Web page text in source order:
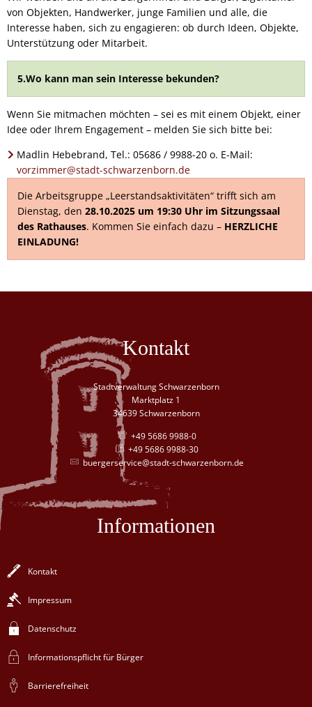
von Objekten, Handwerker, junge Familien und alle, die
Interesse haben, sich zu engagieren: ob durch Ideen, Objekte,
Unterstützung oder Mitarbeit.
5.Wo kann man sein Interesse bekunden?
Wenn Sie mitmachen möchten – sei es mit einem Objekt, einer
Idee oder Ihrem Engagement – melden Sie sich bitte bei:
Madlin Hebebrand, Tel.: 05686 / 9988-20 o. E-Mail:
vorzimmer@stadt-schwarzenborn.de
Die Arbeitsgruppe „Leerstandsaktivitäten“ trifft sich am
Dienstag, den 28.10.2025 um 19:30 Uhr im Sitzungssaal
des Rathauses. Kommen Sie einfach dazu – HERZLICHE
EINLADUNG!
Kontakt
Stadtverwaltung Schwarzenborn
Marktplatz 1
34639 Schwarzenborn
+49 5686 9988-0
+49 5686 9988-30
buergerservice@stadt-schwarzenborn.de
Informationen
Kontakt
Impressum
Datenschutz
Informationspflicht für Bürger
Barrierefreiheit